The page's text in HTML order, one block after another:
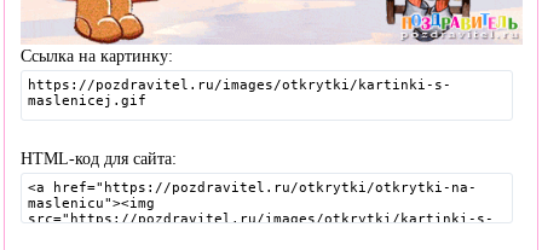
Ссылка на картинку:
HTML-код для сайта: